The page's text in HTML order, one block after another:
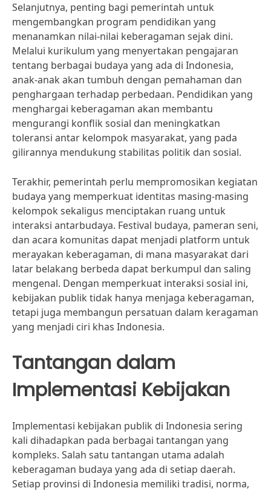
Selanjutnya, penting bagi pemerintah untuk
mengembangkan program pendidikan yang
menanamkan nilai-nilai keberagaman sejak dini.
Melalui kurikulum yang menyertakan pengajaran
tentang berbagai budaya yang ada di Indonesia,
anak-anak akan tumbuh dengan pemahaman dan
penghargaan terhadap perbedaan. Pendidikan yang
menghargai keberagaman akan membantu
mengurangi konflik sosial dan meningkatkan
toleransi antar kelompok masyarakat, yang pada
gilirannya mendukung stabilitas politik dan sosial.
Terakhir, pemerintah perlu mempromosikan kegiatan
budaya yang memperkuat identitas masing-masing
kelompok sekaligus menciptakan ruang untuk
interaksi antarbudaya. Festival budaya, pameran seni,
dan acara komunitas dapat menjadi platform untuk
merayakan keberagaman, di mana masyarakat dari
latar belakang berbeda dapat berkumpul dan saling
mengenal. Dengan memperkuat interaksi sosial ini,
kebijakan publik tidak hanya menjaga keberagaman,
tetapi juga membangun persatuan dalam keragaman
yang menjadi ciri khas Indonesia.
Tantangan dalam
Implementasi Kebijakan
Implementasi kebijakan publik di Indonesia sering
kali dihadapkan pada berbagai tantangan yang
kompleks. Salah satu tantangan utama adalah
keberagaman budaya yang ada di setiap daerah.
Setiap provinsi di Indonesia memiliki tradisi, norma,